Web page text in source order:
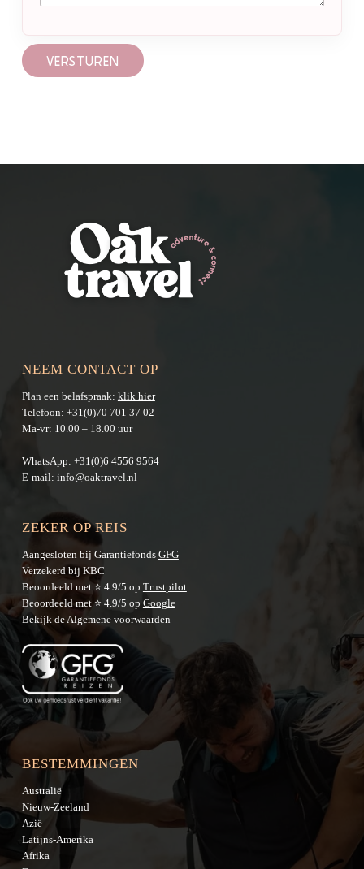
VERSTUREN
NEEM CONTACT OP
Plan een belafspraak: klik hier
Telefoon: +31(0)70 701 37 02
Ma-vr: 10.00 – 18.00 uur
WhatsApp: +31(0)6 4556 9564
E-mail: info@oaktravel.nl
ZEKER OP REIS
Aangesloten bij Garantiefonds GFG
Verzekerd bij KBC
Beoordeeld met ⭐ 4.9/5 op Trustpilot
Beoordeeld met ⭐ 4.9/5 op Google
Bekijk deAlgemene voorwaarden
BESTEMMINGEN
Australië
Nieuw-Zeeland
Azië
Latijns-Amerika
Afrika